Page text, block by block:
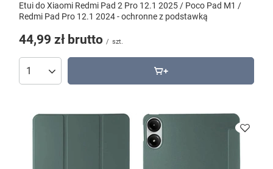
Etui do Xiaomi Redmi Pad 2 Pro 12.1 2025 / Poco Pad M1 /
Redmi Pad Pro 12.1 2024 - ochronne z podstawką
44,99 zł brutto / szt.